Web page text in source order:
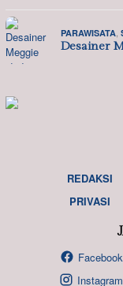
PARAWISATA
Desainer
REDAKSI
PRIVASI
Facebook
Instagram